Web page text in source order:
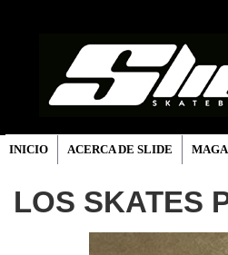
INICIO ACERCA DE SLIDE
LOS SKATES